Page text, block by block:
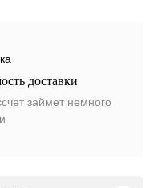
доставки
займет немного